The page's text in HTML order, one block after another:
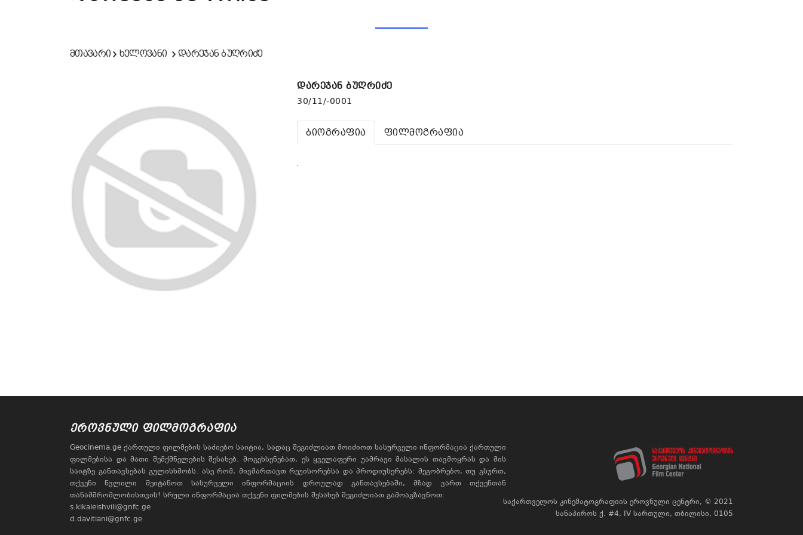
მთავარი ხელოვანი დარეჯან ბუღრიძე
დარეჯან ბუღრიძე
30/11/-0001
ბიოგრაფია ფილმოგრაფია
.
ᲔᲠᲝᲕᲜᲣᲚᲘ ᲤᲘᲚᲛᲝᲒᲠᲐᲤᲘᲐ
Geocinema.ge ქართული ფილმების საძიებო საიტია, სადაც შეგიძლიათ მოიძიოთ სასურველი ინფორმაცია ქართული
ფილმებისა და მათი შემქმნელების შესახებ. მოგეხსენებათ, ეს ყველაფერი უამრავი მასალის თავმოყრას და მის
საიტზე განთავსებას გულისხმობს. ასე რომ, მივმართავთ რეჟისორებსა და პროდიუსერებს: მეგობრებო, თუ გსურთ,
თქვენი წვლილი შეიტანოთ სასურველი ინფორმაციის დროულად განთავსებაში, მზად ვართ თქვენთან
თანამშრომლობისთვის! სრული ინფორმაცია თქვენი ფილმების შესახებ შეგიძლიათ გამოაგზავნოთ:
s.kikaleishvili@gnfc.ge
d.davitiani@gnfc.ge
საქართველოს კინემატოგრაფიის ეროვნული ცენტრი, © 2021
სანაპიროს ქ. #4, IV სართული, თბილისი, 0105